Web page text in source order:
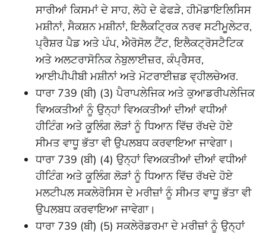
ਸਾਰੀਆਂ ਕਿਸਮਾਂ ਦੇ ਸਾਹ, ਲੋਹੇ ਦੇ ਫੇਫੜੇ, ਹੀਮੋਡਾਇਲਿਸਿਸ
ਮਸ਼ੀਨਾਂ, ਸੈਕਸ਼ਨ ਮਸ਼ੀਨਾਂ, ਇਲੈਕਟ੍ਰਿਕ ਨਰਵ ਸਟੀਮੂਲੇਟਰ,
ਪ੍ਰੈਸ਼ਰ ਪੈਡ ਅਤੇ ਪੰਪ, ਐਰੋਸੋਲ ਟੈਂਟ, ਇਲੈਕਟ੍ਰੋਸਟੈਟਿਕ
ਅਤੇ ਅਲਟਰਾਸੋਨਿਕ ਨੇਬੁਲਾਈਜ਼ਰ, ਕੰਪ੍ਰੈਸਰ,
ਆਈਪੀਪੀਬੀ ਮਸ਼ੀਨਾਂ ਅਤੇ ਮੋਟਰਾਈਜ਼ਡ ਵ੍ਹੀਲਚੇਅਰ.
ਧਾਰਾ 739 (ਬੀ) (3) ਪੈਰਾਪਲੇਜਿਕ ਅਤੇ ਕੁਆਡਰੀਪਲੇਜਿਕ
ਵਿਅਕਤੀਆਂ ਨੂੰ ਉਨ੍ਹਾਂ ਵਿਅਕਤੀਆਂ ਦੀਆਂ ਵਧੀਆਂ
ਹੀਟਿੰਗ ਅਤੇ ਕੂਲਿੰਗ ਲੋੜਾਂ ਨੂੰ ਧਿਆਨ ਵਿੱਚ ਰੱਖਦੇ ਹੋਏ
ਸੀਮਤ ਵਾਧੂ ਭੱਤਾ ਵੀ ਉਪਲਬਧ ਕਰਵਾਇਆ ਜਾਵੇਗਾ।
ਧਾਰਾ 739 (ਬੀ) (4) ਉਨ੍ਹਾਂ ਵਿਅਕਤੀਆਂ ਦੀਆਂ ਵਧੀਆਂ
ਹੀਟਿੰਗ ਅਤੇ ਕੂਲਿੰਗ ਲੋੜਾਂ ਨੂੰ ਧਿਆਨ ਵਿੱਚ ਰੱਖਦੇ ਹੋਏ
ਮਲਟੀਪਲ ਸਕਲੇਰੋਸਿਸ ਦੇ ਮਰੀਜ਼ਾਂ ਨੂੰ ਸੀਮਤ ਵਾਧੂ ਭੱਤਾ ਵੀ
ਉਪਲਬਧ ਕਰਵਾਇਆ ਜਾਵੇਗਾ।
ਧਾਰਾ 739 (ਬੀ) (5) ਸਕਲੇਰੋਡਰਮਾ ਦੇ ਮਰੀਜ਼ਾਂ ਨੂੰ ਉਨ੍ਹਾਂ